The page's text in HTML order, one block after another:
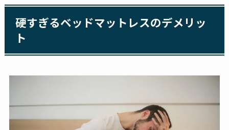
硬すぎるベッドマットレスのデメリッ
ト